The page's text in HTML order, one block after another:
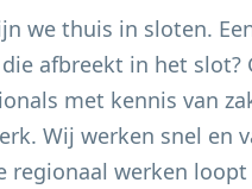
we thuis in sloten.
afbreekt in het slot?
met kennis van
Wij werken snel en
regionaal werken